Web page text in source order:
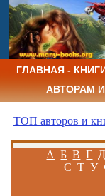
ГЛАВНАЯ - КНИГИ
АВТОРАМ
ТОП авторов и
А Б В Г Д
С Т У